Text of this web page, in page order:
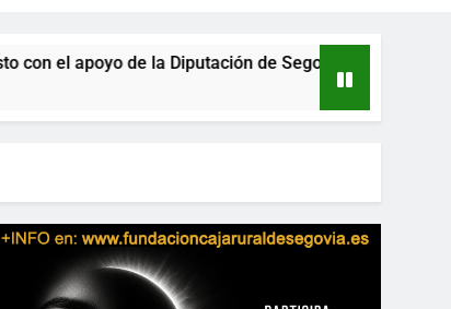
de la Diputación de Segovia